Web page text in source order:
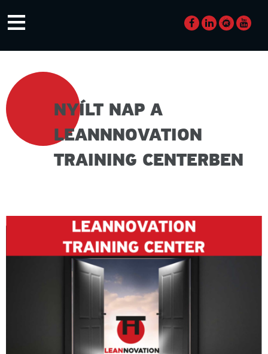
≡
NYÍLT NAP A
LEANNNOVATION
TRAINING CENTERBEN